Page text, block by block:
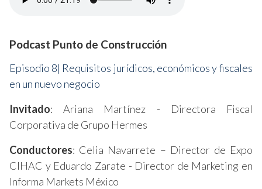
Podcast Punto de Construcción
Episodio 8| Requisitos jurídicos, económicos y fiscales
en un nuevo negocio
Invitado: Ariana Martínez - Directora Fiscal
Corporativa de Grupo Hermes
Conductores: Celia Navarrete – Director de Expo
CIHAC y Eduardo Zarate - Director de Marketing en
Informa Markets México